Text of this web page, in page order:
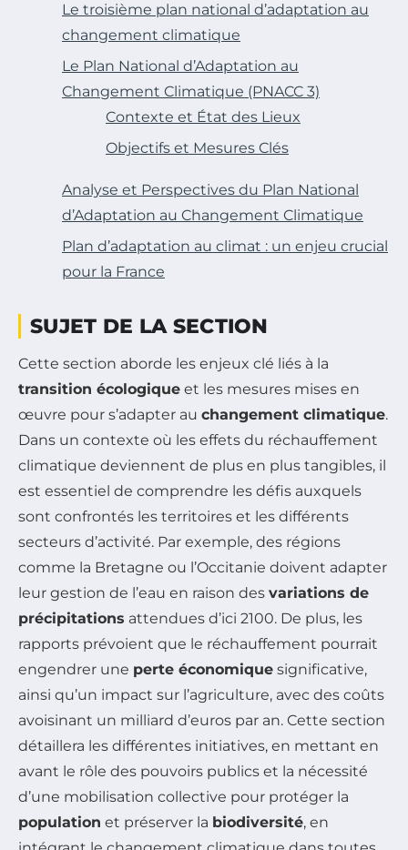
Le troisième plan national d’adaptation au
changement climatique
Le Plan National d’Adaptation au
Changement Climatique (PNACC 3)
Contexte et État des Lieux
Objectifs et Mesures Clés
Analyse et Perspectives du Plan National
d’Adaptation au Changement Climatique
Plan d’adaptation au climat : un enjeu crucial
pour la France
SUJET DE LA SECTION
Cette section aborde les enjeux clé liés à la
transition écologique et les mesures mises en
œuvre pour s’adapter au changement climatique.
Dans un contexte où les effets du réchauffement
climatique deviennent de plus en plus tangibles, il
est essentiel de comprendre les défis auxquels
sont confrontés les territoires et les différents
secteurs d’activité. Par exemple, des régions
comme la Bretagne ou l’Occitanie doivent adapter
leur gestion de l’eau en raison des variations de
précipitations attendues d’ici 2100. De plus, les
rapports prévoient que le réchauffement pourrait
engendrer une perte économique significative,
ainsi qu’un impact sur l’agriculture, avec des coûts
avoisinant un milliard d’euros par an. Cette section
détaillera les différentes initiatives, en mettant en
avant le rôle des pouvoirs publics et la nécessité
d’une mobilisation collective pour protéger la
population et préserver la biodiversité, en